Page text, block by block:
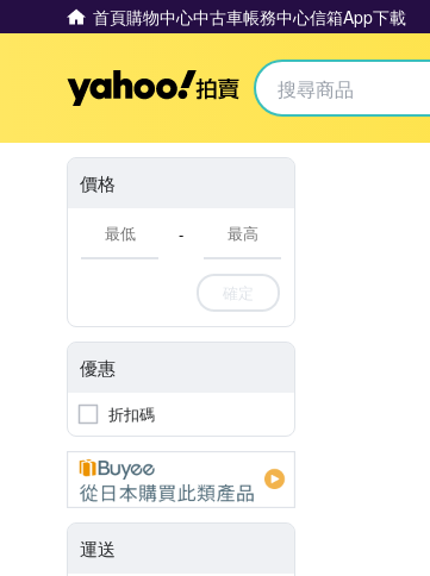
首頁購物中心中古車帳務中心信箱App下載
Yahoo拍賣
價格
-
確定
優惠
折扣碼
運送